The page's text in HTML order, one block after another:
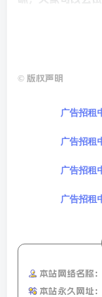
9、键盘脏了不
10、在衣柜里放
比喷香水管用。
© 版权声明
广告招租
广告招租
广告招租
广告招租
本站网络名称：
本站永久网址：